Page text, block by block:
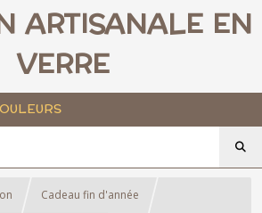
ARTISANALE EN
VERRE
Cadeau fin d'année